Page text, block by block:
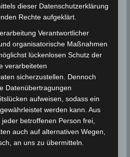
Adsense (Google Ireland
Barrow Street, Dublin, D04 E5W5,
Adsense personenbezogene
und gespeichert. Welche
entnehmen Sie bitte den
ist deaktiviert.
Datenschutzbedingungen
reichten von 28,05°C
dieser Datenschutzerklärung
Rechte aufgeklärt.
Verantwortlicher
organisatorische Maßnahmen
lückenlosen Schutz der
verarbeiteten
sicherzustellen. Dennoch
Datenübertragungen
aufweisen, sodass ein
werden kann. Aus
betroffenen Person frei,
auch auf alternativen Wegen,
an uns zu übermitteln.